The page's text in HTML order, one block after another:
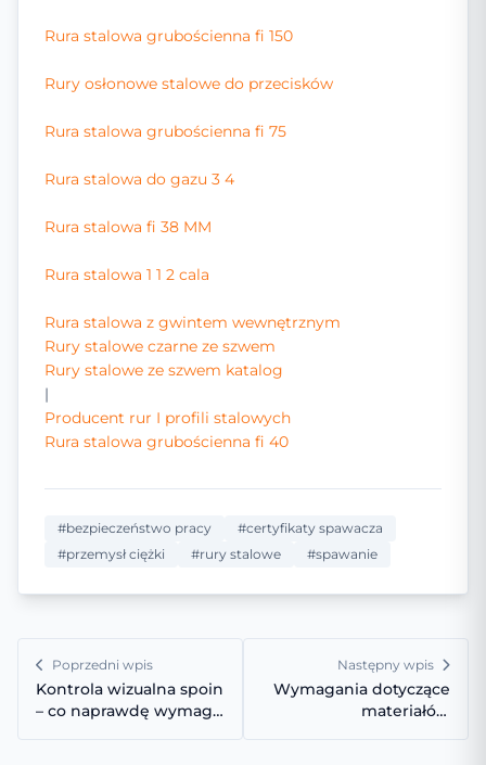
Rura stalowa grubościenna fi 150
Rury osłonowe stalowe do przecisków
Rura stalowa grubościenna fi 75
Rura stalowa do gazu 3 4
Rura stalowa fi 38 MM
Rura stalowa 1 1 2 cala
Rura stalowa z gwintem wewnętrznym
Rury stalowe czarne ze szwem
Rury stalowe ze szwem katalog
|
Producent rur I profili stalowych
Rura stalowa grubościenna fi 40
#bezpieczeństwo pracy
#certyfikaty spawacza
#przemysł ciężki
#rury stalowe #spawanie
Poprzedni wpis
Kontrola wizualna spoin
– co naprawdę wymaga
Następny wpis
Wymagania dotyczące
materiałów